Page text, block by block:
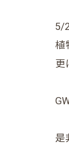
5/
植
更
是